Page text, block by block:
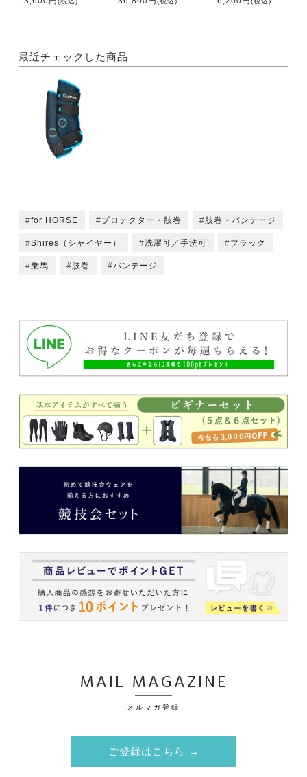
最近チェックした商品
for HORSE プロテクター・肢巻 肢巻・バンテージ
Shires（シャイヤー） 洗濯可／手洗可 ブラック
乗馬 肢巻 バンテージ
MAIL MAGAZINE
メルマガ登録
ご登録はこちら →